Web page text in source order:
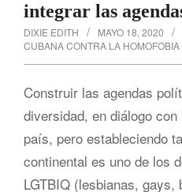
integrar las
DIXIE EDITH MAYO 18, 2020
CUBANA CONTRA LA HOMOFOBIA
Construir las agendas
diversidad, en diálogo
país, pero estableciendo
continental es uno de los
LGTBIQ (lesbianas,